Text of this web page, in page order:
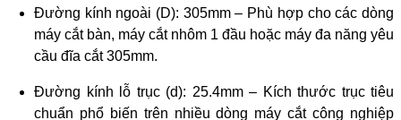
Đường kính ngoài (D): 305mm – Phù hợp cho các dòng
máy cắt bàn, máy cắt nhôm 1 đầu hoặc máy đa năng yêu
cầu đĩa cắt 305mm.
Đường kính lỗ trục (d): 25.4mm – Kích thước trục tiêu
chuẩn phổ biến trên nhiều dòng máy cắt công nghiệp